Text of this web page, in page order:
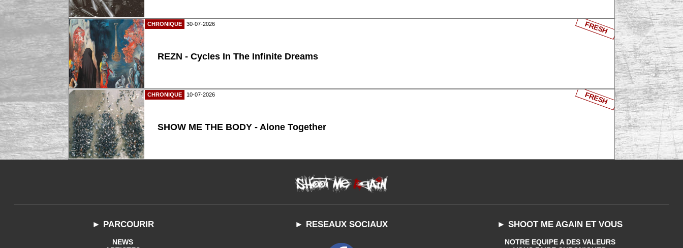
CHRONIQUE 30-07-2026
REZN - Cycles In The Infinite Dreams
FRESH
CHRONIQUE 10-07-2026
SHOW ME THE BODY - Alone Together
FRESH
► PARCOURIR
NEWS
► RESEAUX SOCIAUX ► SHOOT ME AGAIN ET VOUS
NOTRE EQUIPE A DES VALEURS